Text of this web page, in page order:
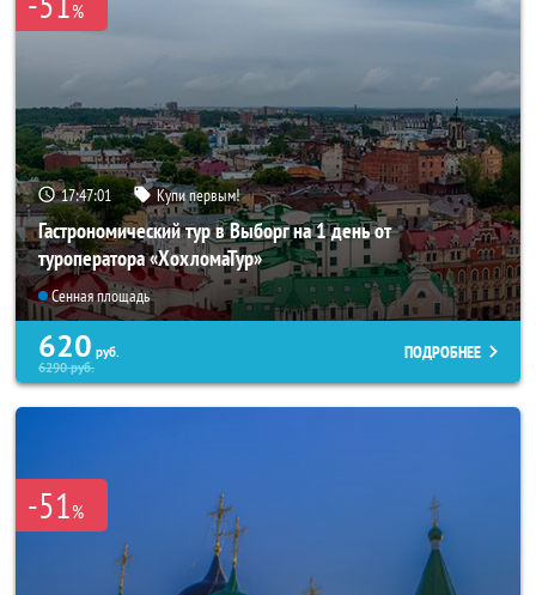
%
17:46:57 Купи первым!
Гастрономический тур в Выборг на 1 день от
туроператора «ХохломаТур»
Сенная площадь
620 руб.
6290руб.
ПОДРОБНЕЕ
-51%